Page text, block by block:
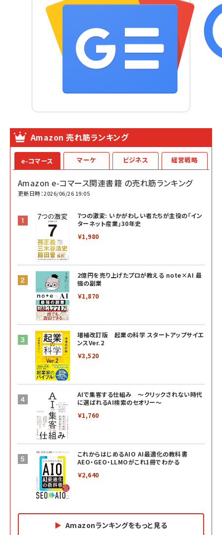
Amazon 売れ筋ランキング
e-コマース
Amazon e-コマース関連書籍 の売れ筋ランキング
更新日時：2026/06/26 19:05
7つの激変: いかがわしい者たちが主役の「イン
ターネット産業」30年史
￥1,980
2億円を売り上げたプロが教える note×AI 最
強の副業
￥1,870
増補改訂版 起業の科学 スタートアップサイエ
ンスVer.2
￥3,520
AIで集客する仕組み ～クリックされない時代
に選ばれるAI検索のセオリー～
￥1,760
これからはじめるAIO AI最適化の教科書
AEO・GEO・LLMOがこれ1冊でわかる
￥2,640
Amazonランキングをもっと見る
マーケ ビジネス 経営戦略